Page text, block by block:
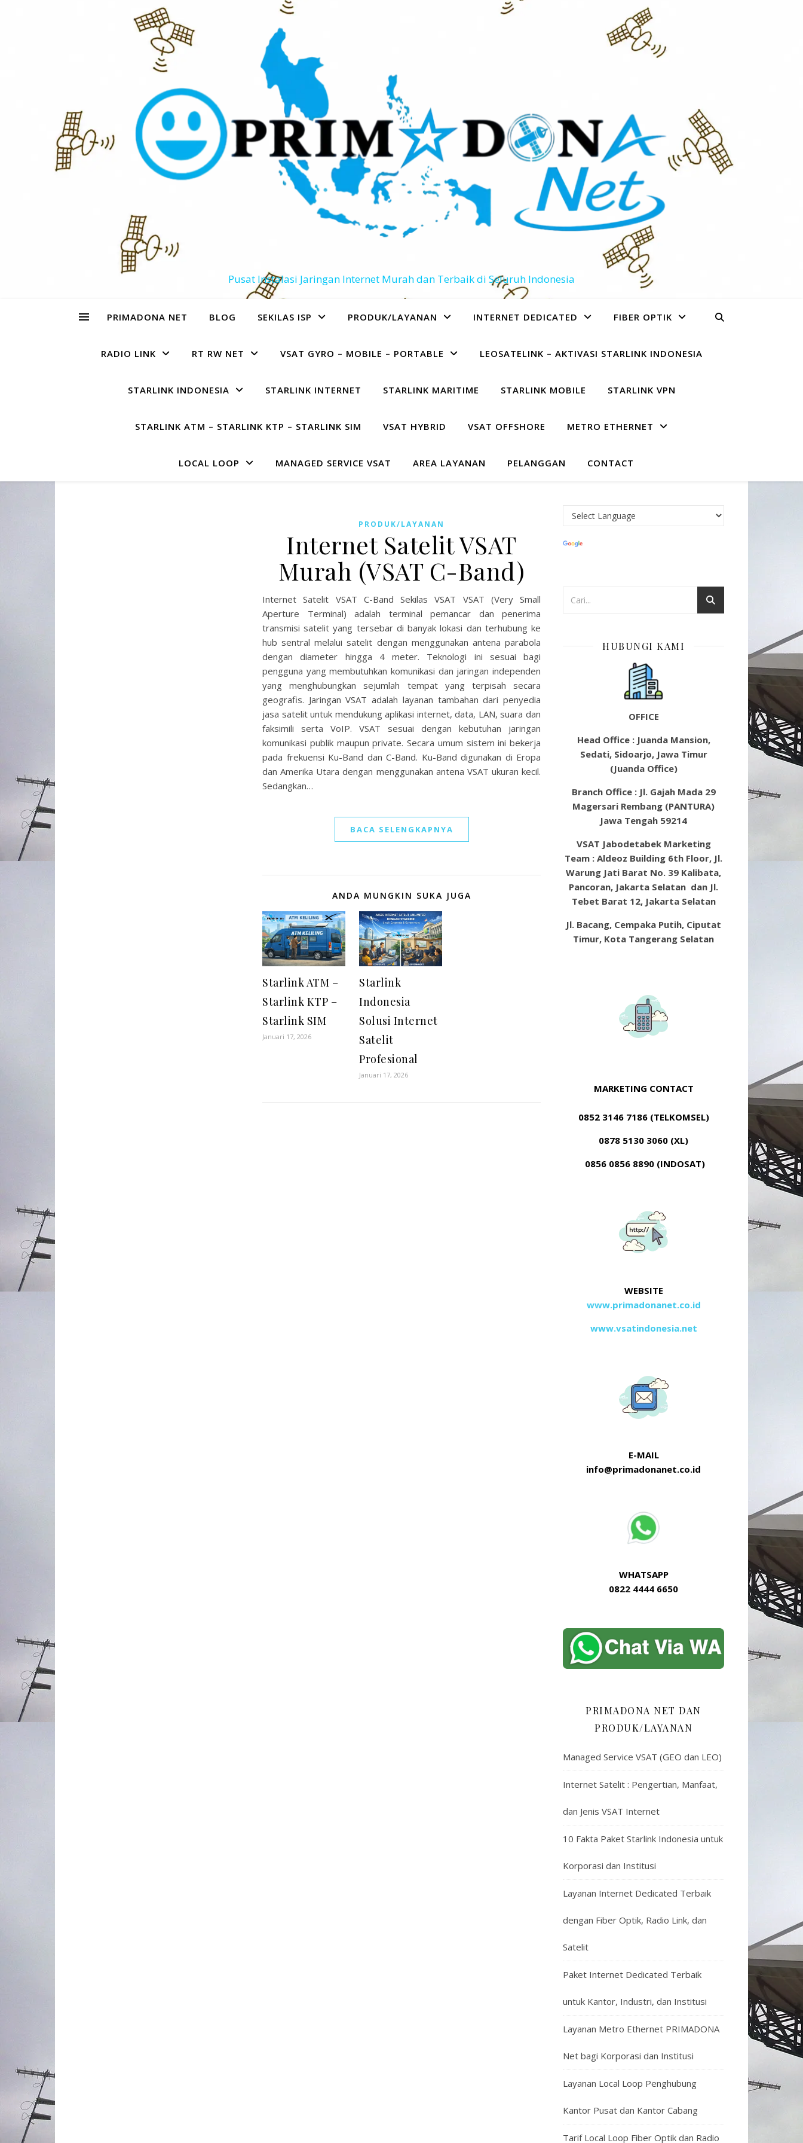
Pusat Instalasi Jaringan Internet Murah dan Terbaik di Seluruh Indonesia
PRIMADONA NET BLOG SEKILAS ISP PRODUK/LAYANAN INTERNET DEDICATED FIBER OPTIK
RADIO LINK RT RW NET VSAT GYRO – MOBILE – PORTABLE LEOSATELINK – AKTIVASI STARLINK INDONESIA
STARLINK INDONESIA STARLINK INTERNET STARLINK MARITIME STARLINK MOBILE STARLINK VPN
STARLINK ATM – STARLINK KTP – STARLINK SIM VSAT HYBRID VSAT OFFSHORE METRO ETHERNET
LOCAL LOOP MANAGED SERVICE VSAT AREA LAYANAN PELANGGAN CONTACT
PRODUK/LAYANAN
Internet Satelit VSAT
Murah (VSAT C-Band)
Internet Satelit VSAT C-Band Sekilas VSAT VSAT (Very Small
Aperture Terminal) adalah terminal pemancar dan penerima
transmisi satelit yang tersebar di banyak lokasi dan terhubung ke
hub sentral melalui satelit dengan menggunakan antena parabola
dengan diameter hingga 4 meter. Teknologi ini sesuai bagi
pengguna yang membutuhkan komunikasi dan jaringan independen
yang menghubungkan sejumlah tempat yang terpisah secara
geografis. Jaringan VSAT adalah layanan tambahan dari penyedia
jasa satelit untuk mendukung aplikasi internet, data, LAN, suara dan
faksimili serta VoIP. VSAT sesuai dengan kebutuhan jaringan
komunikasi publik maupun private. Secara umum sistem ini bekerja
pada frekuensi Ku-Band dan C-Band. Ku-Band digunakan di Eropa
dan Amerika Utara dengan menggunakan antena VSAT ukuran kecil.
Sedangkan…
BACA SELENGKAPNYA
ANDA MUNGKIN SUKA JUGA
Starlink ATM –
Starlink KTP –
Starlink SIM
Januari 17, 2026
Starlink
Indonesia
Solusi Internet
Satelit
Profesional
Januari 17, 2026
HUBUNGI KAMI
OFFICE
Head Office : Juanda Mansion,
Sedati, Sidoarjo, Jawa Timur
(Juanda Office)
Branch Office : Jl. Gajah Mada 29
Magersari Rembang (PANTURA)
Jawa Tengah 59214
VSAT Jabodetabek Marketing
Team : Aldeoz Building 6th Floor, Jl.
Warung Jati Barat No. 39 Kalibata,
Pancoran, Jakarta Selatan dan Jl.
Tebet Barat 12, Jakarta Selatan
Jl. Bacang, Cempaka Putih, Ciputat
Timur, Kota Tangerang Selatan
MARKETING CONTACT
0852 3146 7186 (TELKOMSEL)
0878 5130 3060 (XL)
0856 0856 8890 (INDOSAT)
WEBSITE
www.primadonanet.co.id
www.vsatindonesia.net
E-MAIL
info@primadonanet.co.id
WHATSAPP
0822 4444 6650
PRIMADONA NET DAN
PRODUK/LAYANAN
Managed Service VSAT (GEO dan LEO)
Internet Satelit : Pengertian, Manfaat,
dan Jenis VSAT Internet
10 Fakta Paket Starlink Indonesia untuk
Korporasi dan Institusi
Layanan Internet Dedicated Terbaik
dengan Fiber Optik, Radio Link, dan
Satelit
Paket Internet Dedicated Terbaik
untuk Kantor, Industri, dan Institusi
Layanan Metro Ethernet PRIMADONA
Net bagi Korporasi dan Institusi
Layanan Local Loop Penghubung
Kantor Pusat dan Kantor Cabang
Tarif Local Loop Fiber Optik dan Radio